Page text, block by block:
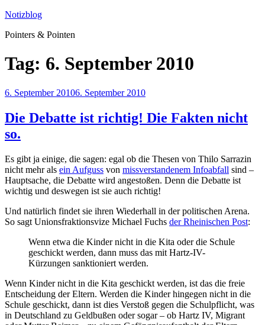
Zum
springen
Notizblog
Pointers & Pointen
Tag: 6. September 2010
Veröffentlicht
6. September 20106. September 2010
Die Debatte ist richtig! Die Fakten nicht
so.
Es gibt ja einige, die sagen: egal ob die Thesen von Thilo Sarrazin
nicht mehr als ein Aufguss von missverstandenem Infoabfall sind –
Hauptsache, die Debatte wird angestoßen. Denn die Debatte ist
wichtig und deswegen ist sie auch richtig!
Und natürlich findet sie ihren Wiederhall in der politischen Arena.
So sagt Unionsfraktionsvize Michael Fuchs der Rheinischen Post:
Wenn etwa die Kinder nicht in die Kita oder die Schule
geschickt werden, dann muss das mit Hartz-IV-
Kürzungen sanktioniert werden.
Wenn Kinder nicht in die Kita geschickt werden, ist das die freie
Entscheidung der Eltern. Werden die Kinder hingegen nicht in die
Schule geschickt, dann ist dies Verstoß gegen die Schulpflicht, was
in Deutschland zu Geldbußen oder sogar – ob Hartz IV, Migrant